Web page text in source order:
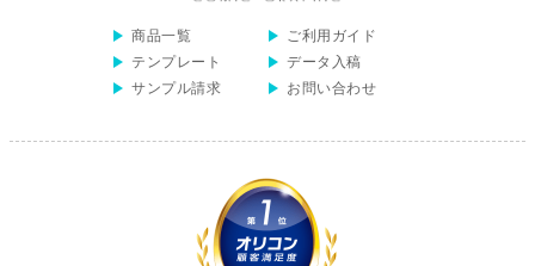
商品一覧
ご利用ガイド
テンプレート
データ入稿
サンプル請求
お問い合わせ